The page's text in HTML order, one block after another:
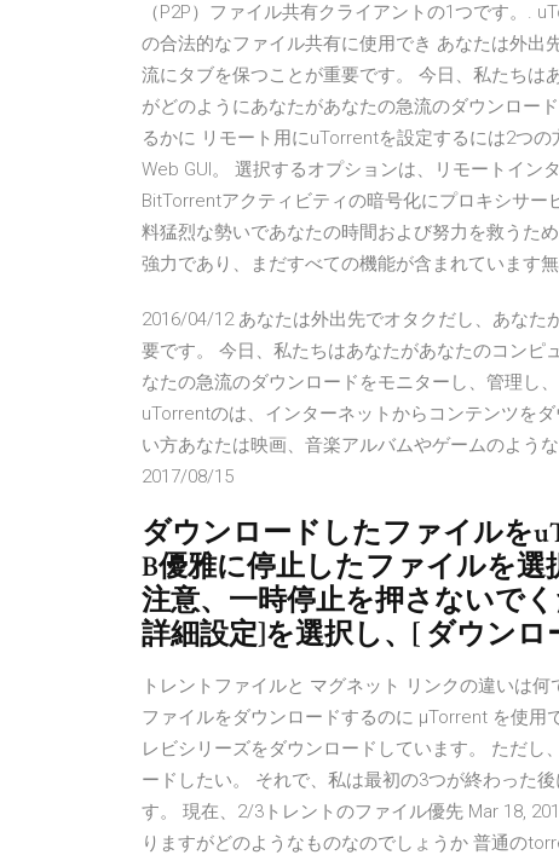
（P2P）ファイル共有クライアントの1つです。.
の合法的なファイル共有に使用でき あなたは外出
流にタブを保つことが重要です。 今日、私たちは
がどのようにあなたがあなたの急流のダウンロー
るかに リモート用にuTorrentを設定するには2つ
Web GUI。 選択するオプションは、リモートイン
BitTorrentアクティビティの暗号化にプロキシサ
料猛烈な勢いであなたの時間および努力を救うた
強力であり、まだすべての機能が含まれています
2016/04/12 あなたは外出先でオタクだし、あな
要です。 今日、私たちはあなたがあなたのコンピ
なたの急流のダウンロードをモニターし、管理し
uTorrentのは、インターネットからコンテンツを
い方あなたは映画、音楽アルバムやゲームのよう
2017/08/15
ダウンロードしたファイルを
B優雅に停止したファイルを選
注意、一時停止を押さないで
詳細設定]を選択し、[ ダウン
トレントファイルと マグネット リンクの違いは
ファイルをダウンロードするのに μTorrent を使
レビシリーズをダウンロードしています。 ただし
ードしたい。 それで、私は最初の3つが終わった
す。 現在、2/3トレントのファイル優先 Mar 18,
りますがどのようなものなのでしょうか 普通の